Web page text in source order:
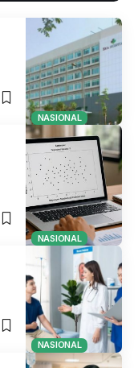
NASIONAL
NASIONAL
NASIONAL